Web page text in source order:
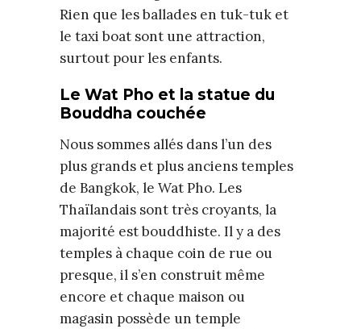
Rien que les ballades en tuk-tuk et
le taxi boat sont une attraction,
surtout pour les enfants.
Le Wat Pho et la statue du
Bouddha couchée
Nous sommes allés dans l’un des
plus grands et plus anciens temples
de Bangkok, le Wat Pho. Les
Thaïlandais sont très croyants, la
majorité est bouddhiste. Il y a des
temples à chaque coin de rue ou
presque, il s’en construit même
encore et chaque maison ou
magasin possède un temple